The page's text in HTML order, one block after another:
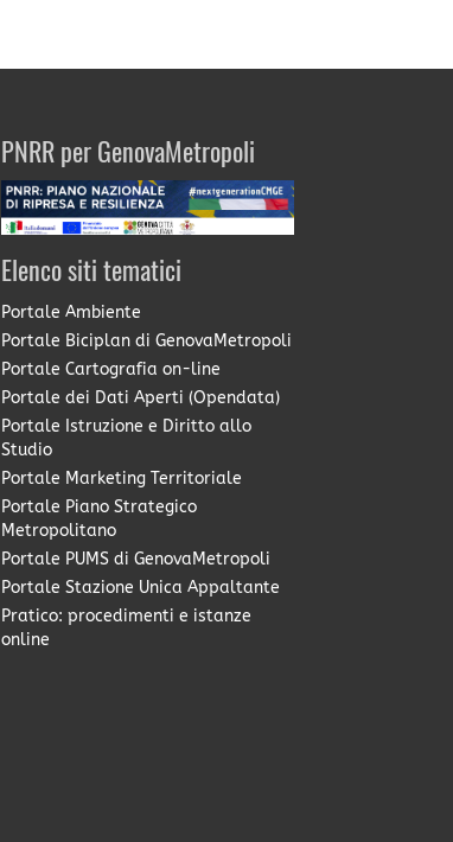
PNRR per GenovaMetropoli
Elenco siti tematici
Portale Ambiente
Portale Biciplan di GenovaMetropoli
Portale Cartografia on-line
Portale dei Dati Aperti (Opendata)
Portale Istruzione e Diritto allo
Studio
Portale Marketing Territoriale
Portale Piano Strategico
Metropolitano
Portale PUMS di GenovaMetropoli
Portale Stazione Unica Appaltante
Pratico: procedimenti e istanze
online